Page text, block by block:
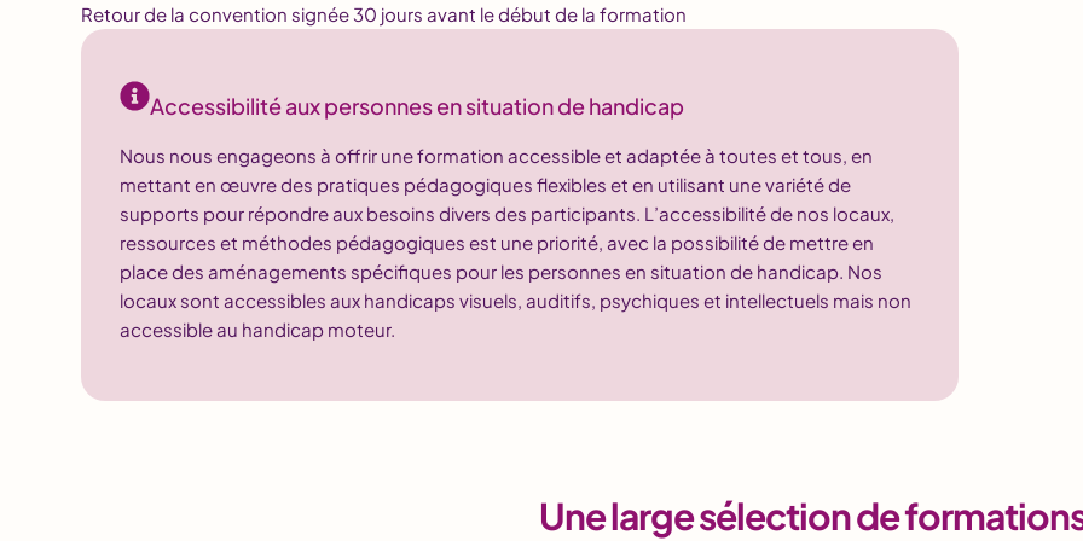
Retour de la convention signée 30 jours avant le début de la formation
Accessibilité aux personnes en situation de handicap
Nous nous engageons à offrir une formation accessible et adaptée à toutes et tous, en
mettant en œuvre des pratiques pédagogiques flexibles et en utilisant une variété de
supports pour répondre aux besoins divers des participants. L’accessibilité de nos locaux,
ressources et méthodes pédagogiques est une priorité, avec la possibilité de mettre en
place des aménagements spécifiques pour les personnes en situation de handicap. Nos
locaux sont accessibles aux handicaps visuels, auditifs, psychiques et intellectuels mais non
accessible au handicap moteur.
Une large sélection de